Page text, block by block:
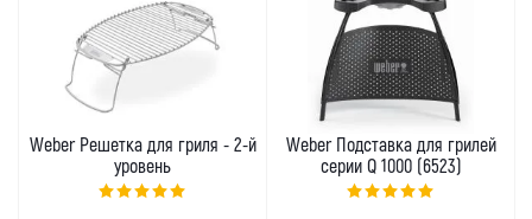
Weber Решетка для гриля - 2-й
уровень
Weber Подставка для грилей
серии Q 1000 (6523)